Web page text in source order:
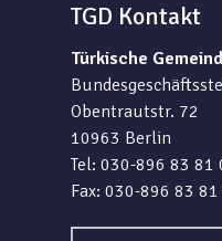
TGD Kontakt
Türkische
Obentrautstr. 72
10963 Berlin
Tel: 030-896 83 81
Fax: 030-896 83 81